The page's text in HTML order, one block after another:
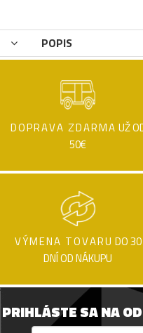
POPIS
DOPRAVA ZDARMA UŽ
50€
VÝMENA TOVARU DO 30
DNÍ OD NÁKUPU
PRIHLÁSTE SA NA